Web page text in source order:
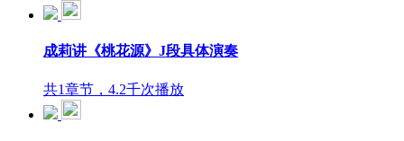
成莉讲《桃花源》J段具体演奏
共1章节，4.2千次播放